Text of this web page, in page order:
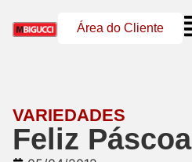
Área do Cliente
VARIEDADES
Feliz Páscoa